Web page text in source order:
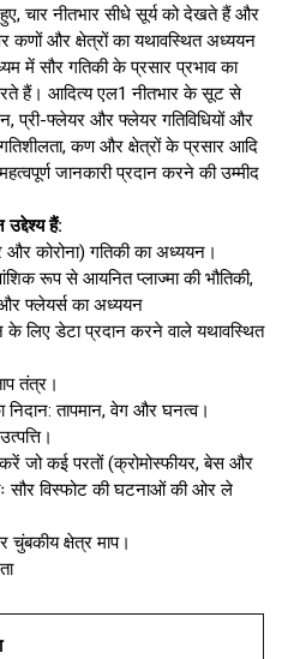
चार नीतभार सीधे सूर्य को देखते हैं और
कणों और क्षेत्रों का यथावस्थित अध्ययन
में सौर गतिकी के प्रसार प्रभाव का
हैं। आदित्य एल1 नीतभार के सूट से
प्री-फ्लेयर और फ्लेयर गतिविधियों और
कण और क्षेत्रों के प्रसार आदि
जानकारी प्रदान करने की उम्मीद
हैं:
और कोरोना) गतिकी का अध्ययन।
रूप से आयनित प्लाज्मा की भौतिकी,
फ्लेयर्स का अध्ययन
लिए डेटा प्रदान करने वाले यथावस्थित
तंत्र।
तापमान, वेग और घनत्व।
जो कई परतों (क्रोमोस्फीयर, बेस और
सौर विस्फोट की घटनाओं की ओर ले
चुंबकीय क्षेत्र माप।